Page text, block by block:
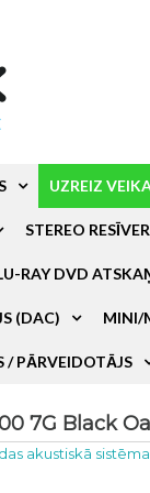
UZREIZ
STEREO
RAY DVD
(DAC) MINI/
/ PĀRVEIDOTĀJS
7G Black
akustiskā sistēma